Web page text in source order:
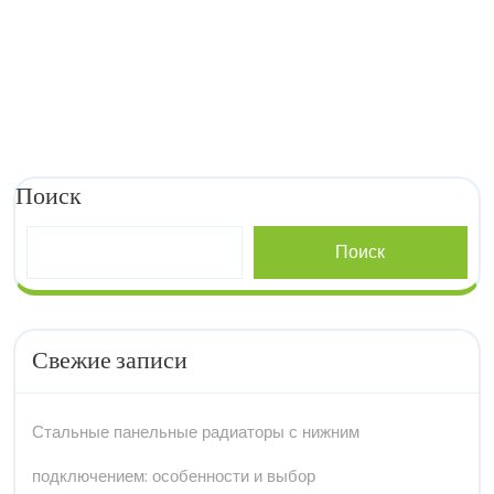
Поиск
Поиск
Свежие записи
Стальные панельные радиаторы с нижним
подключением: особенности и выбор